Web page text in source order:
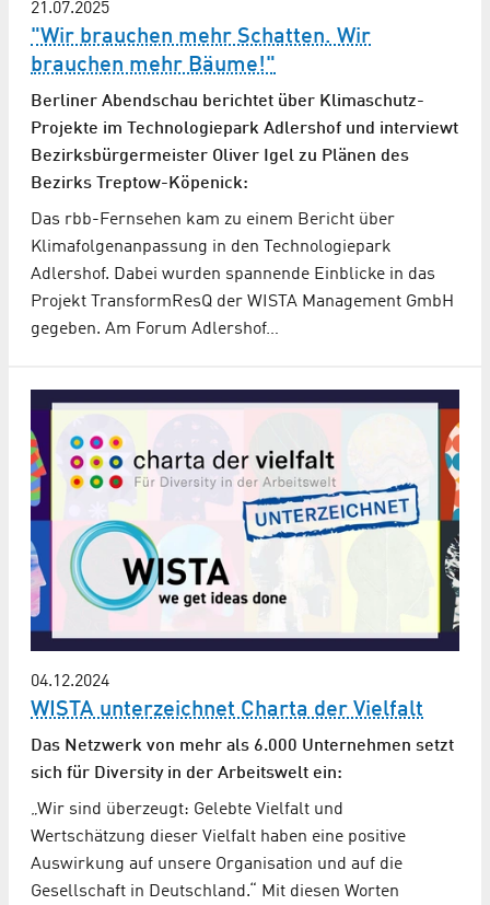
21.07.2025
"Wir brauchen mehr Schatten. Wir
brauchen mehr Bäume!"
Berliner Abendschau berichtet über Klimaschutz-
Projekte im Technologiepark Adlershof und interviewt
Bezirksbürgermeister Oliver Igel zu Plänen des
Bezirks Treptow-Köpenick:
Das rbb-Fernsehen kam zu einem Bericht über
Klimafolgenanpassung in den Technologiepark
Adlershof. Dabei wurden spannende Einblicke in das
Projekt TransformResQ der WISTA Management GmbH
gegeben. Am Forum Adlershof…
04.12.2024
WISTA unterzeichnet Charta der Vielfalt
Das Netzwerk von mehr als 6.000 Unternehmen setzt
sich für Diversity in der Arbeitswelt ein:
„Wir sind überzeugt: Gelebte Vielfalt und
Wertschätzung dieser Vielfalt haben eine positive
Auswirkung auf unsere Organisation und auf die
Gesellschaft in Deutschland.“ Mit diesen Worten